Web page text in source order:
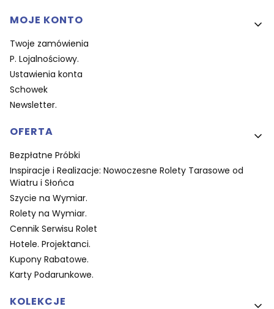
MOJE KONTO
Twoje zamówienia
P. Lojalnościowy.
Ustawienia konta
Schowek
Newsletter.
OFERTA
Bezpłatne Próbki
Inspiracje i Realizacje: Nowoczesne Rolety Tarasowe od
Wiatru i Słońca
Szycie na Wymiar.
Rolety na Wymiar.
Cennik Serwisu Rolet
Hotele. Projektanci.
Kupony Rabatowe.
Karty Podarunkowe.
KOLEKCJE